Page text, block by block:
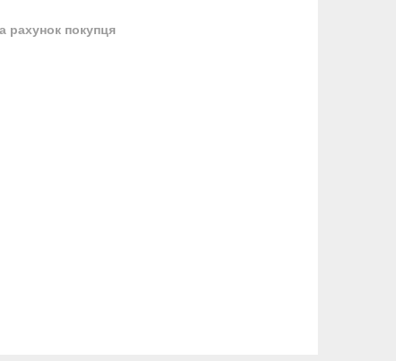
рахунок покупця